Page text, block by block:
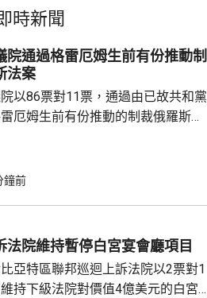
時新聞
院通過格雷厄姆生前有份推動制
法案
以86票對11票，通過由已故共和黨
厄姆生前有份推動的制裁俄羅斯法
然氣的5個國家，包括中國及印度
制裁措施的運油輪。 格雷厄姆與
澤連斯基關係密切，上月去世前曾
。澤連基斯其後到華...
鐘前
法院維持暫停白宮宴會廳項目
亞特區聯邦巡迴上訴法院以2票對1
持下級法院對價值4億美元的白宮